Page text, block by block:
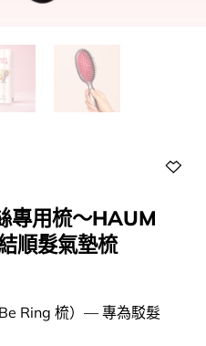
專用梳～HAUM
順髮氣墊梳
Ring 梳）— 專為駁髮